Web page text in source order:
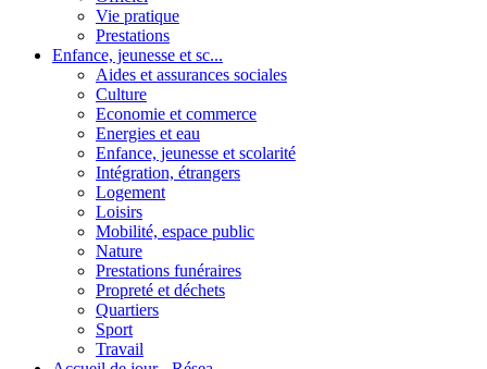
Vie pratique
Prestations
Enfance, jeunesse et sc...
Aides et assurances sociales
Culture
Economie et commerce
Energies et eau
Enfance, jeunesse et scolarité
Intégration, étrangers
Logement
Loisirs
Mobilité, espace public
Nature
Prestations funéraires
Propreté et déchets
Quartiers
Sport
Travail